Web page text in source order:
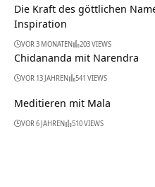
Die Kraft des göttlichen
Inspiration
VOR 3 MONATEN 203 VIEWS
Chidananda mit Narendra
VOR 13 JAHREN 541 VIEWS
Meditieren mit Mala
VOR 6 JAHREN 510 VIEWS